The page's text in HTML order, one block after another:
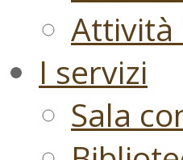
Attività
I servizi
Sala